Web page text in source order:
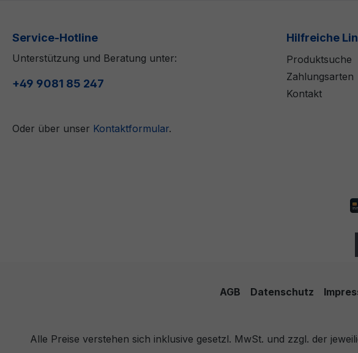
Service-Hotline
Unterstützung und Beratung unter:
+49 9081 85 247
Oder über unser Kontaktformular.
Hilfreiche
Produktsuche
Zahlungsarten
Kontakt
AGB Datenschutz
Alle Preise verstehen sich inklusive gesetzl. MwSt. und zzgl. der